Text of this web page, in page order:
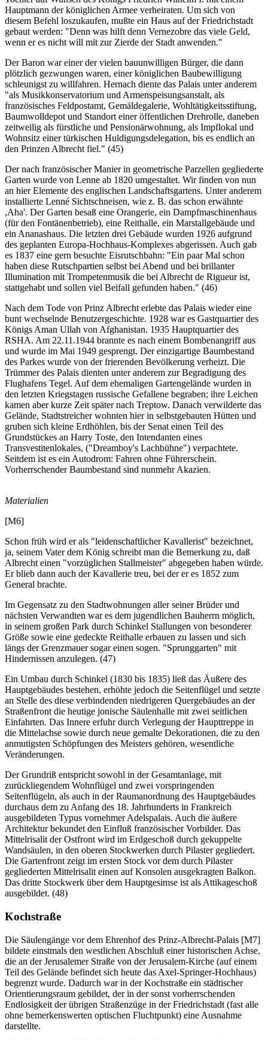
Hauptmann der königlichen Armee verheiraten. Um sich von
diesem Befehl loszukaufen, mußte ein Haus auf der Friedrichstadt
gebaut werden: "Denn was hilft denn Vernezobre das viele Geld,
wenn er es nicht will mit zur Zierde der Stadt anwenden."
Der Baron war einer der vielen bauunwilligen Bürger, die dann
plötzlich gezwungen waren, einer königlichen Baubewilligung
schleunigst zu willfahren. Hernach diente das Palais unter anderem
"als Musikkonservatorium und Armenspeisungsanstalt, als
französisches Feldpostamt, Gemäldegalerie, Wohltätigkeitsstiftung,
Baumwolldepot und Standort einer öffentlichen Drehrolle, daneben
zeitweilig als fürstliche und Pensionärwohnung, als Impflokal und
Wohnsitz einer türkischen Huldigungsdelegation, bis es endlich an
den Prinzen Albrecht fiel." (45)
Der nach französischer Manier in geometrische Parzellen gegliederte
Garten wurde von Lenne ab 1820 umgestaltet. Wir finden von nun
an hier Elemente des englischen Landschaftsgartens. Unter anderem
installierte Lenné Sichtschneisen, wie z. B. das schon erwähnte
,Aha'. Der Garten besaß eine Orangerie, ein Dampfmaschinenhaus
(für den Fontänenbetrieb), eine Reithalle, ein Marstallgebäude und
ein Ananashaus. Die letzten drei Gebäude wurden 1926 aufgrund
des geplanten Europa-Hochhaus-Komplexes abgerissen. Auch gab
es 1837 eine gern besuchte Eisrutschbahn: "Ein paar Mal schon
haben diese Rutschpartien selbst bei Abend und bei brillanter
Illumination mit Trompetenmusik die bei Albrecht de Rigueur ist,
stattgehabt und sollen viel Beifall gefunden haben." (46)
Nach dem Tode von Prinz Albrecht erlebte das Palais wieder eine
bunt wechselnde Benutzergeschichte. 1928 war es Gastquartier des
Königs Aman Ullah von Afghanistan. 1935 Hauptquartier des
RSHA. Am 22.11.1944 brannte es nach einem Bombenangriff aus
und wurde im Mai 1949 gesprengt. Der einzigartige Baumbestand
des Parkes wurde von der frierenden Bevölkerung verheizt. Die
Trümmer des Palais dienten unter anderem zur Begradigung des
Flughafens Tegel. Auf dem ehemaligen Gartengelände wurden in
den letzten Kriegstagen russische Gefallene begraben; ihre Leichen
kamen aber kurze Zeit später nach Treptow. Danach verwilderte das
Gelände, Stadtstreicher wohnten hier in selbstgebauten Hütten und
gruben sich kleine Erdhöhlen, bis der Senat einen Teil des
Grundstückes an Harry Toste, den Intendanten eines
Transvestitenlokales, ("Dreamboy's Lachbühne") verpachtete.
Seitdem ist es ein Autodrom: Fahren ohne Führerschein.
Vorherrschender Baumbestand sind nunmehr Akazien.
Materialien
[M6]
Schon früh wird er als "leidenschaftlicher Kavallerist" bezeichnet,
ja, seinem Vater dem König schreibt man die Bemerkung zu, daß
Albrecht einen "vorzüglichen Stallmeister" abgegeben haben würde.
Er blieb dann auch der Kavallerie treu, bei der er es 1852 zum
General brachte.
Im Gegensatz zu den Stadtwohnungen aller seiner Brüder und
nächsten Verwandten war es dem jugendlichen Bauherrn möglich,
in seinem großen Park durch Schinkel Stallungen von besonderer
Größe sowie eine gedeckte Reithalle erbauen zu lassen und sich
längs der Grenzmauer sogar einen sogen. "Sprunggarten" mit
Hindernissen anzulegen. (47)
Ein Umbau durch Schinkel (1830 bis 1835) ließ das Äußere des
Hauptgebäudes bestehen, erhöhte jedoch die Seitenflügel und setzte
an Stelle des diese verbindenden niedrigeren Quergebäudes an der
Straßenfront die heutige jonische Säulenhalle mit zwei seitlichen
Einfahrten. Das Innere erfuhr durch Verlegung der Haupttreppe in
die Mittelachse sowie durch neue gemalte Dekorationen, die zu den
anmutigsten Schöpfungen des Meisters gehören, wesentliche
Veränderungen.
Der Grundriß entspricht sowohl in der Gesamtanlage, mit
zurückliegendem Wohnflügel und zwei vorspringenden
Seitenflügeln, als auch in der Raumanordnung des Hauptgebäudes
durchaus dem zu Anfang des 18. Jahrhunderts in Frankreich
ausgebildeten Typus vornehmer Adelspalais. Auch die äußere
Architektur bekundet den Einfluß französischer Vorbilder. Das
Mittelrisalit der Ostfront wird im Erdgeschoß durch gekuppelte
Wandsäulen, in den oberen Stockwerken durch Pilaster gegliedert.
Die Gartenfront zeigt im ersten Stock vor dem durch Pilaster
gegliederten Mittelrisalit einen auf Konsolen ausgekragten Balkon.
Das dritte Stockwerk über dem Hauptgesimse ist als Attikageschoß
ausgebildet. (48)
Kochstraße
Die Säulengänge vor dem Ehrenhof des Prinz-Albrecht-Palais [M7]
bildete einstmals den westlichen Abschluß einer historischen Achse,
die an der Jerusalemer Straße von der Jerusalem-Kirche (auf einem
Teil des Gelände befindet sich heute das Axel-Springer-Hochhaus)
begrenzt wurde. Dadurch war in der Kochstraße ein städtischer
Orientierungsraum gebildet, der in der sonst vorherrschenden
Endlosigkeit der übrigen Straßenzüge in der Friedrichstadt (fast alle
ohne bemerkenswerten optischen Fluchtpunkt) eine Ausnahme
darstellte.